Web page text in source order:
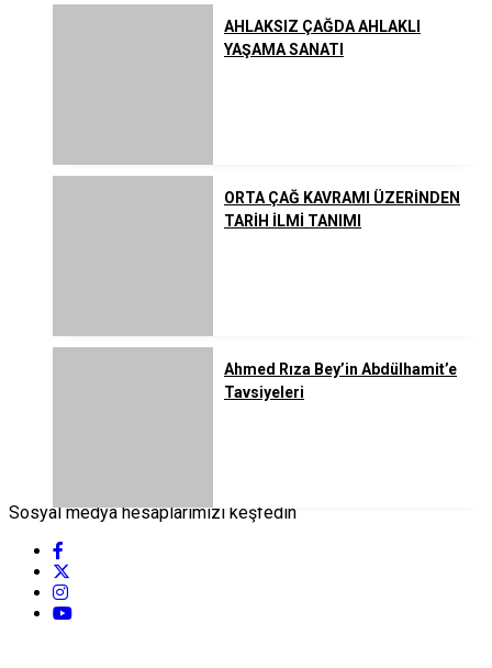
AHLAKSIZ ÇAĞDA AHLAKLI
YAŞAMA SANATI
ORTA ÇAĞ KAVRAMI ÜZERİNDEN
TARİH İLMİ TANIMI
Ahmed Rıza Bey’in Abdülhamit’e
Tavsiyeleri
Sosyal medya hesaplarımızı keşfedin